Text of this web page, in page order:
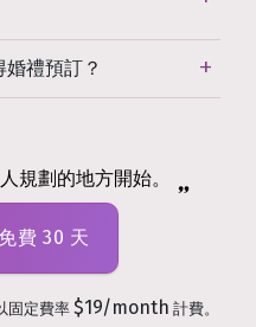
禮預訂？
規劃的地方開始。
費 30 天
固定費率 $19/month 計費。